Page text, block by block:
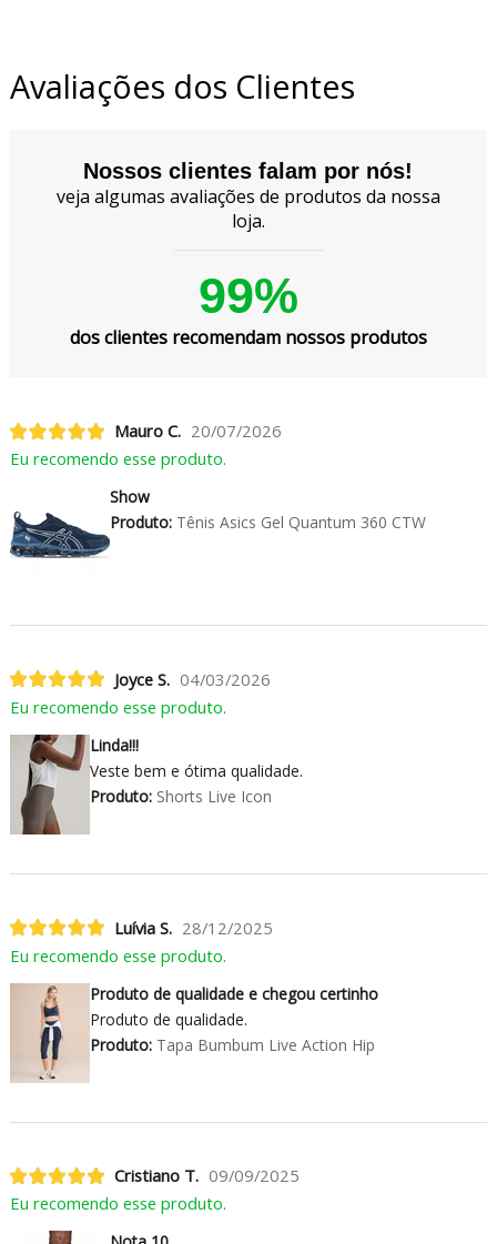
Avaliações dos Clientes
Nossos clientes falam por nós!
veja algumas avaliações de produtos da nossa
loja.
99%
dos clientes recomendam nossos produtos
Mauro C. 20/07/2026
Eu recomendo esse produto.
Show
Produto:Tênis Asics Gel Quantum 360 CTW
Joyce S. 04/03/2026
Eu recomendo esse produto.
Linda!!!
Veste bem e ótima qualidade.
Produto:Shorts Live Icon
Luívia S. 28/12/2025
Eu recomendo esse produto.
Produto de qualidade e chegou certinho
Produto de qualidade.
Produto:Tapa Bumbum Live Action Hip
Cristiano T. 09/09/2025
Eu recomendo esse produto.